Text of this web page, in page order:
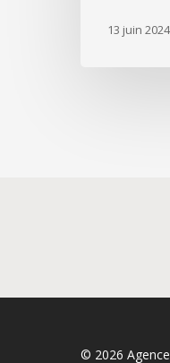
13 juin 2024
© 2026